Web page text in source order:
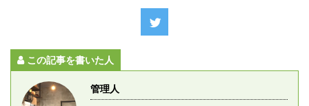
この記事を書いた人
管理人